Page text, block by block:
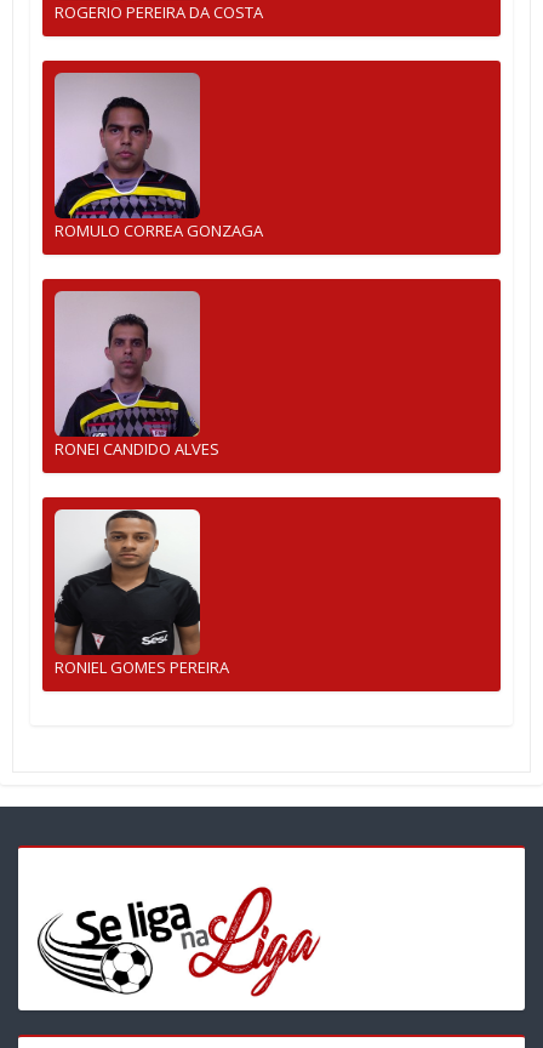
ROGERIO PEREIRA DA COSTA
ROMULO CORREA GONZAGA
RONEI CANDIDO ALVES
RONIEL GOMES PEREIRA